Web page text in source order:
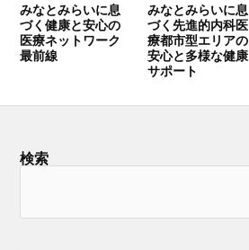
みなとみらいに息
づく健康と安心の
医療ネットワーク
最前線
みなとみらいに息
づく先進的内科医
療都市型エリアの
安心と多様な健康
サポート
検索